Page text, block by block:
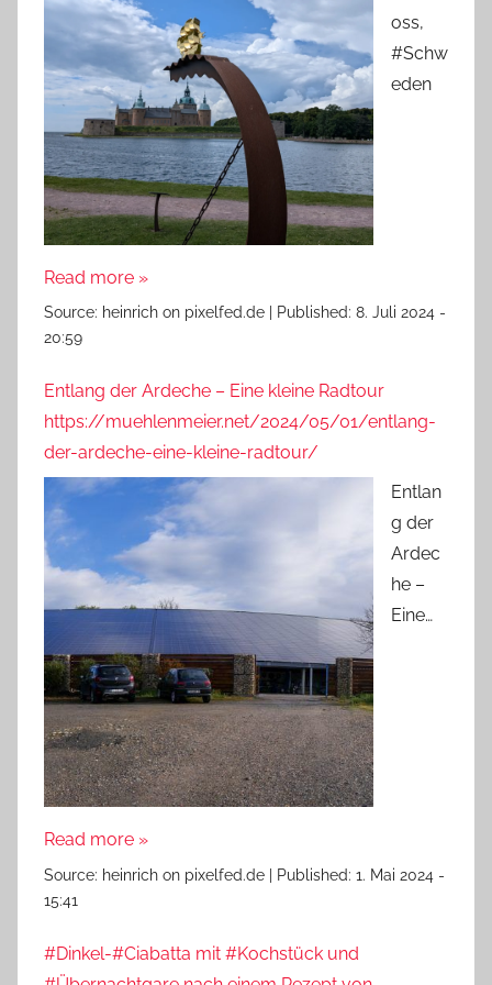
oss,
#Schw
eden
Read more »
Source: heinrich on pixelfed.de Published: 8. Juli 2024 -
20:59
Entlang der Ardeche – Eine kleine Radtour
https://muehlenmeier.net/2024/05/01/entlang-
der-ardeche-eine-kleine-radtour/
Entlan
g der
Ardec
he –
Eine…
Read more »
Source: heinrich on pixelfed.de Published: 1. Mai 2024 -
15:41
#Dinkel-#Ciabatta mit #Kochstück und